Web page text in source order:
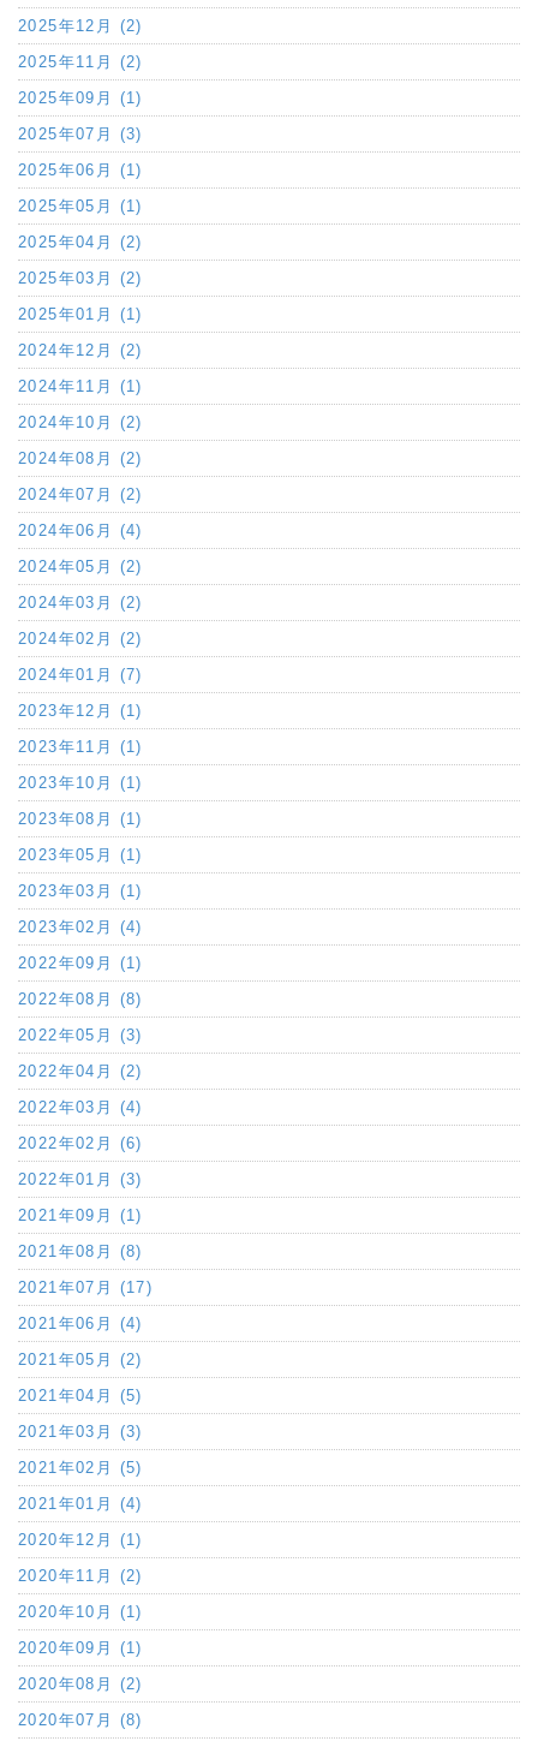
2025年12月 (2)
2025年11月 (2)
2025年09月 (1)
2025年07月 (3)
2025年06月 (1)
2025年05月 (1)
2025年04月 (2)
2025年03月 (2)
2025年01月 (1)
2024年12月 (2)
2024年11月 (1)
2024年10月 (2)
2024年08月 (2)
2024年07月 (2)
2024年06月 (4)
2024年05月 (2)
2024年03月 (2)
2024年02月 (2)
2024年01月 (7)
2023年12月 (1)
2023年11月 (1)
2023年10月 (1)
2023年08月 (1)
2023年05月 (1)
2023年03月 (1)
2023年02月 (4)
2022年09月 (1)
2022年08月 (8)
2022年05月 (3)
2022年04月 (2)
2022年03月 (4)
2022年02月 (6)
2022年01月 (3)
2021年09月 (1)
2021年08月 (8)
2021年07月 (17)
2021年06月 (4)
2021年05月 (2)
2021年04月 (5)
2021年03月 (3)
2021年02月 (5)
2021年01月 (4)
2020年12月 (1)
2020年11月 (2)
2020年10月 (1)
2020年09月 (1)
2020年08月 (2)
2020年07月 (8)